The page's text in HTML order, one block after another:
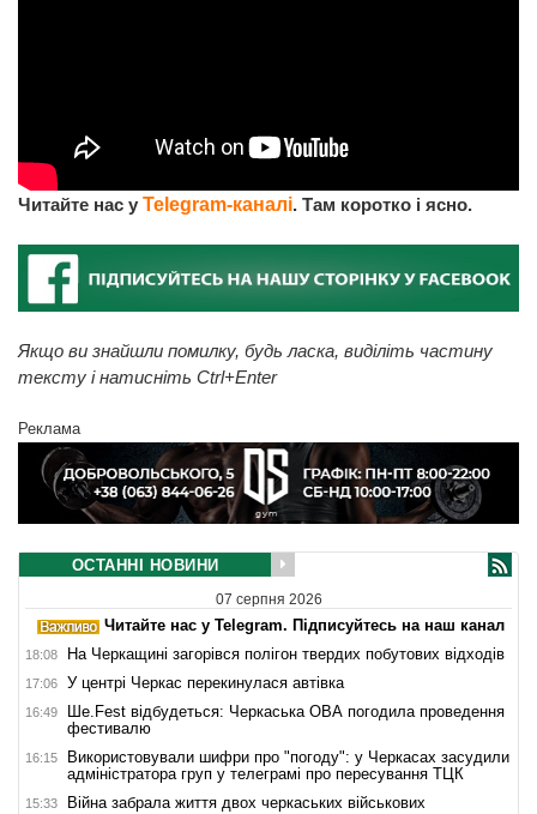
Читайте нас у Telegram-каналі. Там коротко і ясно.
Якщо ви знайшли помилку, будь ласка, виділіть частину
тексту і натисніть Ctrl+Enter
Реклама
ОСТАННІ НОВИНИ
07 серпня 2026
Читайте нас у Telegram. Підписуйтесь на наш канал
18:08 На Черкащині загорівся полігон твердих побутових відходів
17:06 У центрі Черкас перекинулася автівка
16:49
Ше.Fest відбудеться: Черкаська ОВА погодила проведення
фестивалю
16:15
Використовували шифри про "погоду": у Черкасах засудили
адміністратора груп у телеграмі про пересування ТЦК
15:33 Війна забрала життя двох черкаських військових